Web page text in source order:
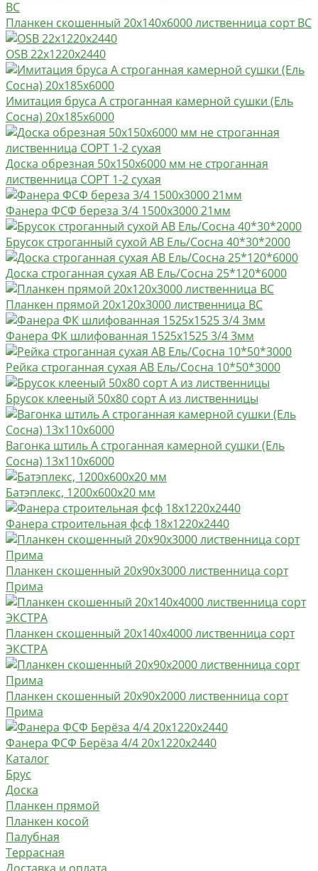
Планкен скошенный 20х140х6000 лиственница сорт ВС
OSB 22х1220х2440
Имитация бруса А строганная камерной сушки (Ель
Сосна) 20х185х6000
Доска обрезная 50х150х6000 мм не строганная
лиственница СОРТ 1-2 сухая
Фанера ФСФ береза 3/4 1500х3000 21мм
Брусок строганный сухой АВ Ель/Сосна 40*30*2000
Доска строганная сухая АВ Ель/Сосна 25*120*6000
Планкен прямой 20х120х3000 лиственница BC
Фанера ФК шлифованная 1525х1525 3/4 3мм
Рейка строганная сухая АВ Ель/Сосна 10*50*3000
Брусок клееный 50х80 сорт А из лиственницы
Вагонка штиль А строганная камерной сушки (Ель
Сосна) 13х110х6000
Батэплекс, 1200x600x20 мм
Фанера строительная фсф 18х1220х2440
Планкен скошенный 20х90х3000 лиственница сорт
Прима
Планкен скошенный 20х140х4000 лиственница сорт
ЭКСТРА
Планкен скошенный 20х90х2000 лиственница сорт
Прима
Фанера ФСФ Берёза 4/4 20х1220х2440
Каталог
Брус
Доска
Планкен прямой
Планкен косой
Палубная
Террасная